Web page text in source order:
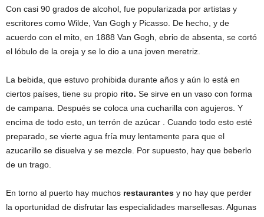
Con casi 90 grados de alcohol, fue popularizada por artistas y
escritores como Wilde, Van Gogh y Picasso. De hecho, y de
acuerdo con el mito, en 1888 Van Gogh, ebrio de absenta, se cortó
el lóbulo de la oreja y se lo dio a una joven meretriz.
La bebida, que estuvo prohibida durante años y aún lo está en
ciertos países, tiene su propio rito. Se sirve en un vaso con forma
de campana. Después se coloca una cucharilla con agujeros. Y
encima de todo esto, un terrón de azúcar . Cuando todo esto esté
preparado, se vierte agua fría muy lentamente para que el
azucarillo se disuelva y se mezcle. Por supuesto, hay que beberlo
de un trago.
En torno al puerto hay muchos restaurantes y no hay que perder
la oportunidad de disfrutar las especialidades marsellesas. Algunas